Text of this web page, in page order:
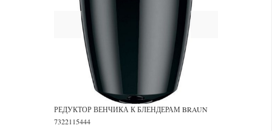
Previous
РЕДУКТОР ВЕНЧИКА К БЛЕНДЕРАМ BRAUN
7322115444